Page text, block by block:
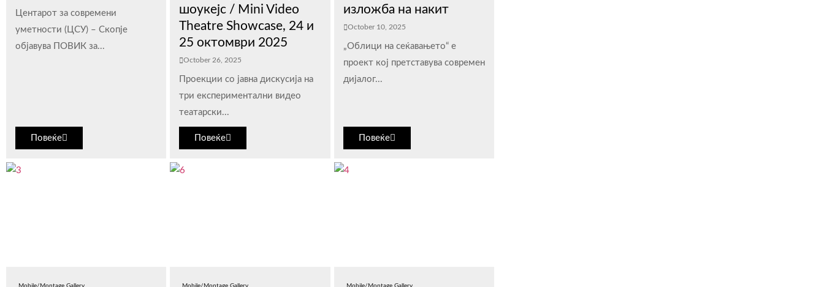
Центарот за современи
уметности (ЦСУ) – Скопје
објавува ПОВИК за...
Повеќе
шоукејс / Mini Video
Theatre Showcase, 24 и
25 октомври 2025
October 26, 2025
Проекции со јавна дискусија на
три експериментални видео
театарски...
Повеќе
изложба на накит
October 10, 2025
„Облици на сеќавањето“ е
проект кој претставува современ
дијалог...
Повеќе
Mobile/Montage Gallery Mobile/Montage Gallery Mobile/Montage Gallery